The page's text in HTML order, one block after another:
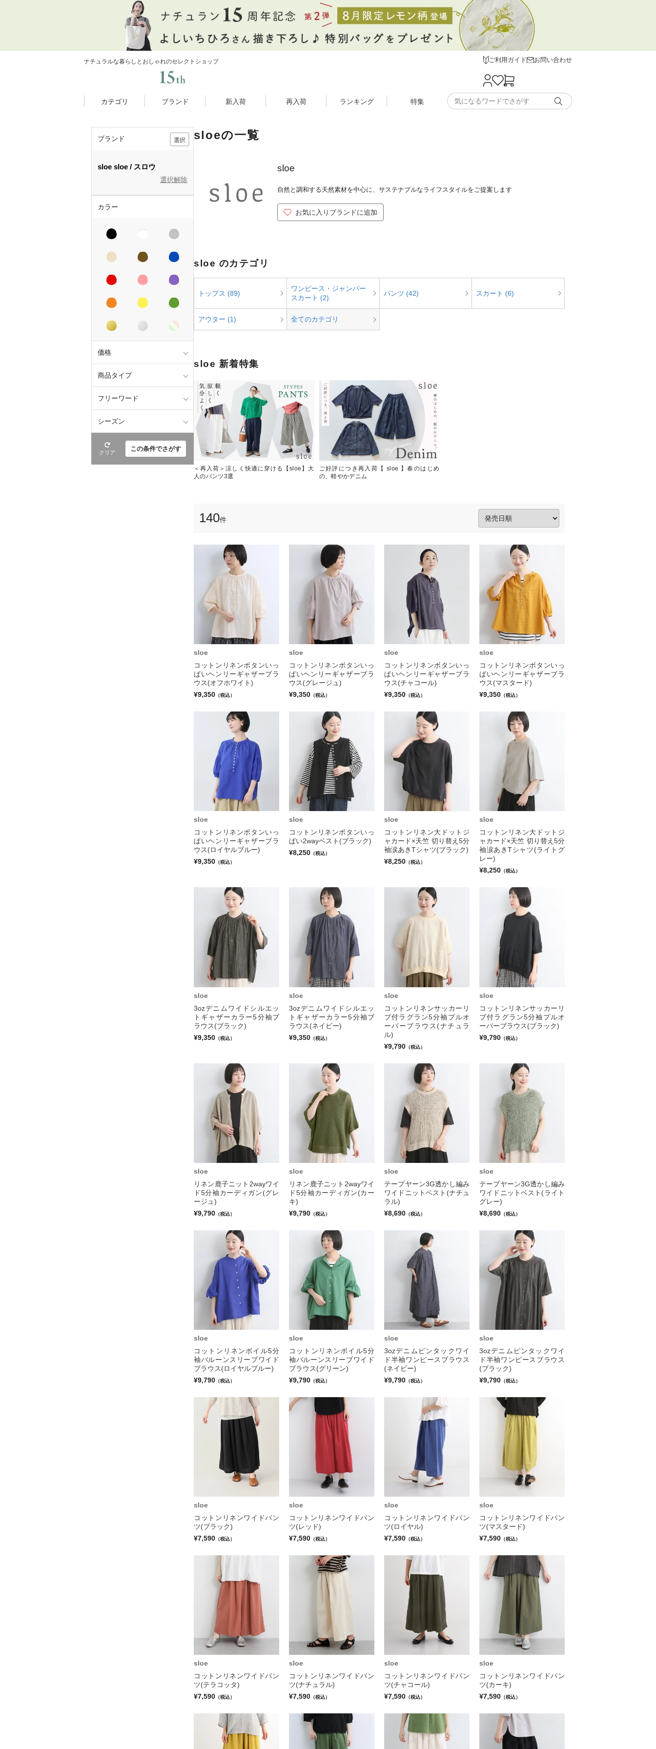
ナチュラルな暮らしとおしゃれのセレクトショップ ご利用ガイド お問い合わせ
カテゴリ ブランド 新入荷 再入荷 ランキング 特集
ブランド 選択
sloe sloe スロウ
選択解除
カラー
価格
商品タイプ
フリーワード
シーズン
クリア この条件でさがす
sloeの一覧
sloe
自然と調和する天然素材を中心に、サステナブルなライフスタイルをご提案します
お気に入りブランドに追加
sloe のカテゴリ
トップス (89)
ワンピース・ジャンパー
スカート (2)
パンツ (42) スカート (6)
アウター (1) 全てのカテゴリ
sloe 新着特集
＜再入荷＞涼しく快適に穿ける【sloe】大
人のパンツ3選
ご好評につき再入荷【 sloe 】春のはじめ
の、軽やかデニム
140件
sloe
コットンリネンボタンいっ
ぱいヘンリーギャザーブラ
ウス(オフホワイト)
¥9,350 （税込）
sloe
コットンリネンボタンいっ
ぱいヘンリーギャザーブラ
ウス(グレージュ)
¥9,350 （税込）
sloe
コットンリネンボタンいっ
ぱいヘンリーギャザーブラ
ウス(チャコール)
¥9,350 （税込）
sloe
コットンリネンボタンいっ
ぱいヘンリーギャザーブラ
ウス(マスタード)
¥9,350 （税込）
sloe
コットンリネンボタンいっ
ぱいヘンリーギャザーブラ
ウス(ロイヤルブルー)
¥9,350 （税込）
sloe
コットンリネンボタンいっ
ぱい2wayベスト(ブラック)
¥8,250 （税込）
sloe
コットンリネン大ドットジ
ャカード×天竺 切り替え5分
袖涙あきTシャツ(ブラック)
¥8,250 （税込）
sloe
コットンリネン大ドットジ
ャカード×天竺 切り替え5分
袖涙あきTシャツ(ライトグ
レー)
¥8,250 （税込）
sloe
3ozデニムワイドシルエッ
トギャザーカラー5分袖ブ
ラウス(ブラック)
¥9,350 （税込）
sloe
3ozデニムワイドシルエッ
トギャザーカラー5分袖ブ
ラウス(ネイビー)
¥9,350 （税込）
sloe
コットンリネンサッカーリ
ブ付ラグラン5分袖プルオ
ーバーブラウス(ナチュラ
ル)
¥9,790 （税込）
sloe
コットンリネンサッカーリ
ブ付ラグラン5分袖プルオ
ーバーブラウス(ブラック)
¥9,790 （税込）
sloe
リネン鹿子ニット2wayワイ
ド5分袖カーディガン(グレ
ージュ)
¥9,790 （税込）
sloe
リネン鹿子ニット2wayワイ
ド5分袖カーディガン(カー
キ)
¥9,790 （税込）
sloe
テープヤーン3G透かし編み
ワイドニットベスト(ナチュ
ラル)
¥8,690 （税込）
sloe
テープヤーン3G透かし編み
ワイドニットベスト(ライト
グレー)
¥8,690 （税込）
sloe
コットンリネンボイル5分
袖バルーンスリーブワイド
ブラウス(ロイヤルブルー)
¥9,790 （税込）
sloe
コットンリネンボイル5分
袖バルーンスリーブワイド
ブラウス(グリーン)
¥9,790 （税込）
sloe
3ozデニムピンタックワイ
ド半袖ワンピースブラウス
(ネイビー)
¥9,790 （税込）
sloe
3ozデニムピンタックワイ
ド半袖ワンピースブラウス
(ブラック)
¥9,790 （税込）
sloe
コットンリネンワイドパン
ツ(ブラック)
¥7,590 （税込）
sloe
コットンリネンワイドパン
ツ(レッド)
¥7,590 （税込）
sloe
コットンリネンワイドパン
ツ(ロイヤル)
¥7,590 （税込）
sloe
コットンリネンワイドパン
ツ(マスタード)
¥7,590 （税込）
sloe
コットンリネンワイドパン
ツ(テラコッタ)
¥7,590 （税込）
sloe
コットンリネンワイドパン
ツ(ナチュラル)
¥7,590 （税込）
sloe
コットンリネンワイドパン
ツ(チャコール)
¥7,590 （税込）
sloe
コットンリネンワイドパン
ツ(カーキ)
¥7,590 （税込）